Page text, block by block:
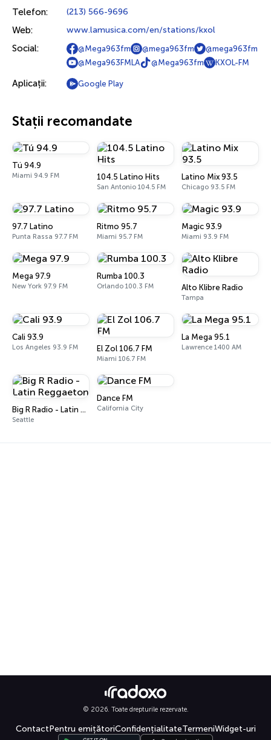
Telefon: (213) 566-9696
Web: www.lamusica.com/en/stations/kxol
Social: @Mega963fm @mega963fm
@mega963fm
@Mega963FMLA
@Mega963fm KXOL-FM
Aplicații: Google Play
Stații recomandate
Tú 94.9
Miami 94.9 FM 104.5 Latino Hits
San Antonio 104.5 FM
Latino Mix 93.5
Chicago 93.5 FM
97.7 Latino
Punta Rassa 97.7 FM
Ritmo 95.7
Miami 95.7 FM
Magic 93.9
Miami 93.9 FM
Mega 97.9
New York 97.9 FM
Rumba 100.3
Orlando 100.3 FM Alto Klibre Radio
Tampa
Cali 93.9
Los Angeles 93.9 FM El Zol 106.7 FM
Miami 106.7 FM
La Mega 95.1
Lawrence 1400 AM
Big R Radio - Latin Reggaeton
Seattle
Dance FM
California City
© 2026. Toate drepturile rezervate.
ContactPentru emițătoriConfidențialitateTermeniWidget-uri